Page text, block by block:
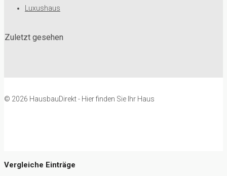
Luxushaus
Zuletzt gesehen
© 2026 HausbauDirekt - Hier finden Sie Ihr Haus
Vergleiche Einträge